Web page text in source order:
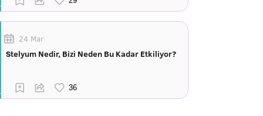
24 Mar
Stelyum Nedir, Bizi Neden Bu Kadar Etkiliyor?